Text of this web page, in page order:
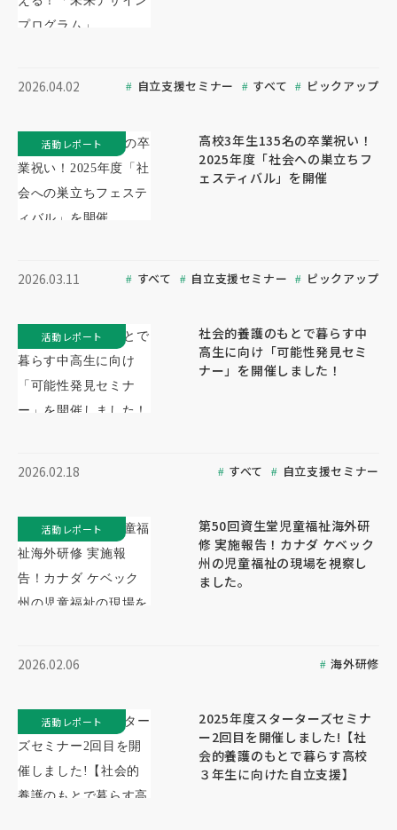
2026.04.02 自立支援セミナー すべて ピックアップ
高校3年生135名の卒業祝い！
2025年度「社会への巣立ちフ
ェスティバル」を開催
2026.03.11 すべて 自立支援セミナー ピックアップ
活動レポート
社会的養護のもとで暮らす中
高生に向け「可能性発見セミ
ナー」を開催しました！
2026.02.18 すべて 自立支援セミナー
活動レポート
第50回資生堂児童福祉海外研
修 実施報告！カナダ ケベック
州の児童福祉の現場を視察し
ました。
2026.02.06 海外研修
活動レポート
2025年度スターターズセミナ
ー2回目を開催しました!【社
会的養護のもとで暮らす高校
３年生に向けた自立支援】
活動レポート